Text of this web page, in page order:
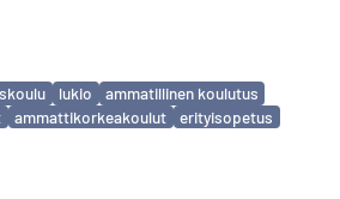
lukio
ammatillinen koulutus
ammattikorkeakoulut
erityisopetus